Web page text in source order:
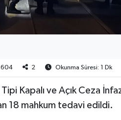
604 2 Okunma Süresi: 1 Dk
Kapalı ve Açık Ceza
18 mahkum tedavi edildi.